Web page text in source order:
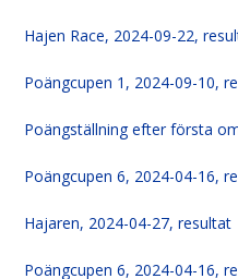
Hajen Race, 2024-09-22,
Poängcupen 1, 2024-09-10,
Poängställning efter första
Poängcupen 6, 2024-04-16,
Hajaren, 2024-04-27, resultat
Poängcupen 6, 2024-04-16,